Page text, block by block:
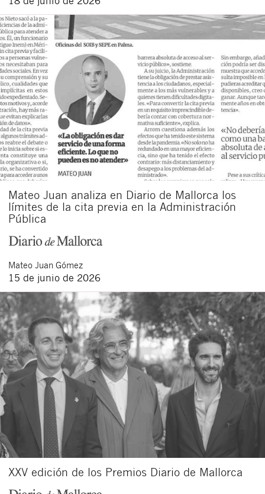
Mateo Juan analiza en Diario de Mallorca los
límites de la cita previa en la Administración
Pública
Mateo Juan Gómez
15 de junio de 2026
XXV edición de los Premios Diario de Mallorca